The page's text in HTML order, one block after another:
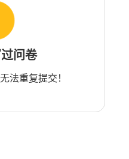
问卷
法重复提交！